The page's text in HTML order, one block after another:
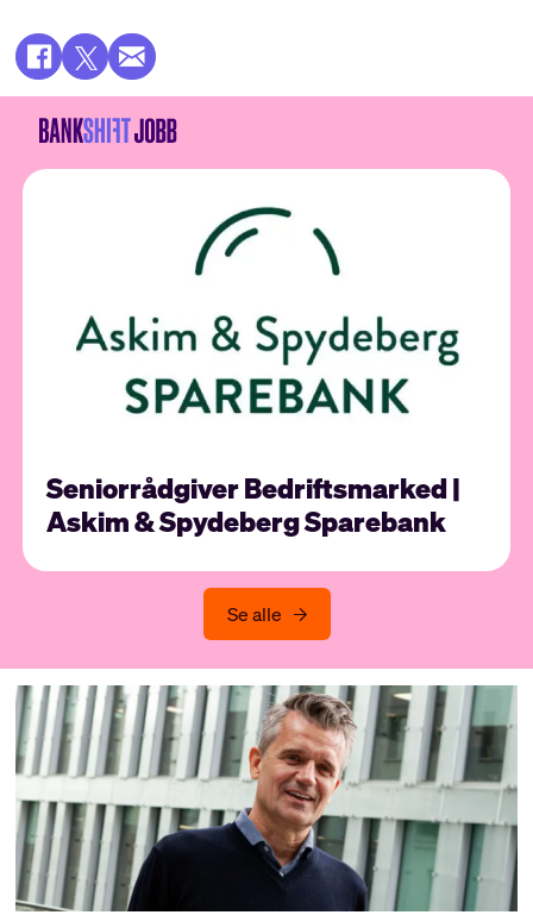
Seniorrådgiver Bedriftsmarked |
Askim & Spydeberg Sparebank
Se alle